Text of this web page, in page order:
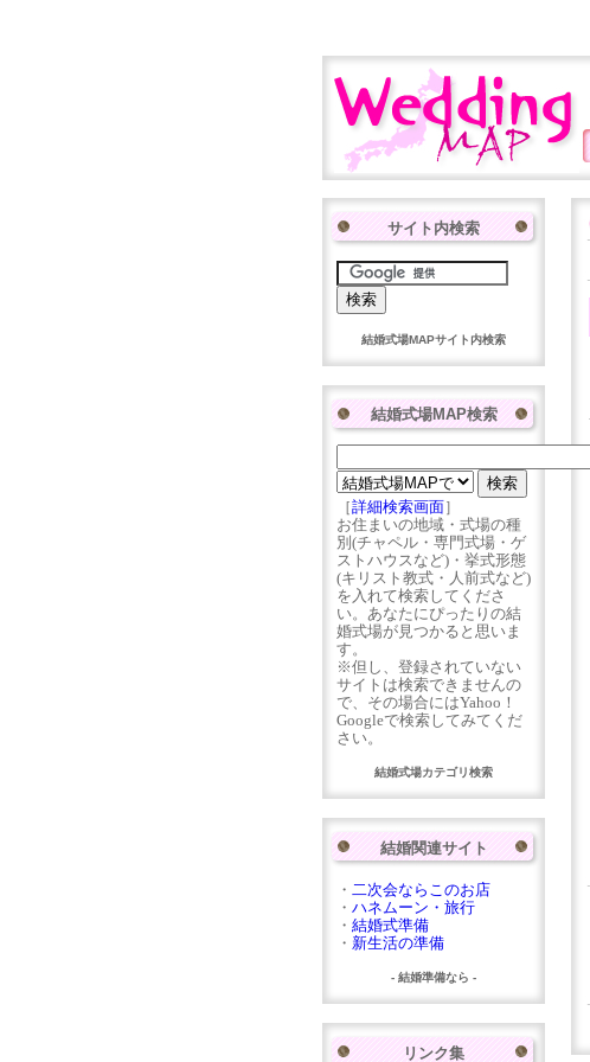
サイト内検索
結婚式場MAPサイト内検索
結婚式場MAP検索
［詳細検索画面］
お住まいの地域・式場の種
別(チャペル・専門式場・ゲ
ストハウスなど)・挙式形態
(キリスト教式・人前式など)
を入れて検索してくださ
い。あなたにぴったりの結
婚式場が見つかると思いま
す。
※但し、登録されていない
サイトは検索できませんの
で、その場合にはYahoo！
Googleで検索してみてくだ
さい。
結婚式場カテゴリ検索
結婚関連サイト
・ 二次会ならこのお店
・ ハネムーン・旅行
・ 結婚式準備
・ 新生活の準備
- 結婚準備なら -
リンク集